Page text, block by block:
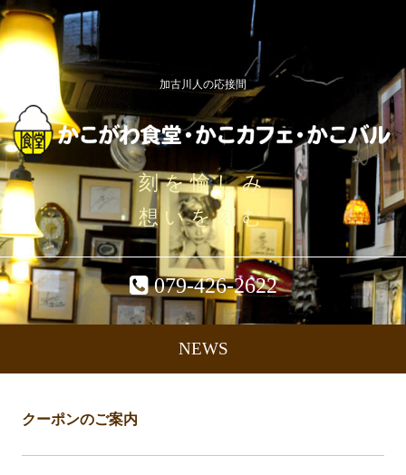
加古川人の応接間
刻を愉しみ
想いを刻む
079-426-2622
NEWS
クーポンのご案内